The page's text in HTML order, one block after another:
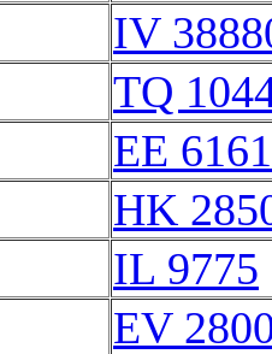
IV
TQ
EE 6161
HK
IL 9775
EV